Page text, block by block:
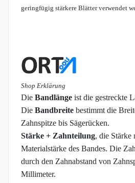
geringfügig stärkere Blätter verwendet
Shop Erklärung
Die Bandlänge ist die gestreckte
Die Bandbreite bestimmt die
Zahnspitze bis Sägerücken.
Stärke + Zahnteilung, die Stärke
Materialstärke des Bandes. Die
durch den Zahnabstand von
Millimeter.